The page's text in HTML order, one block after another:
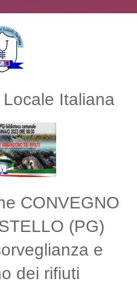
Italiana
CONVEGNO
(PG)
e
dei rifiuti